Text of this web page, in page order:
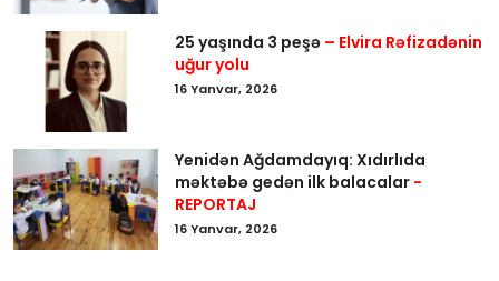
25 yaşında 3 peşə – Elvira Rəfizadənin
uğur yolu
16 Yanvar, 2026
Yenidən Ağdamdayıq: Xıdırlıda
məktəbə gedən ilk balacalar -
REPORTAJ
16 Yanvar, 2026